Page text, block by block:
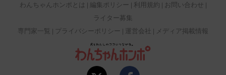
わんちゃんホンポとは 編集ポリシー 利用規約
お問い合わせ
ライター募集
専門家一覧
プライバシーポリシー 運営会社 メディア掲載情報